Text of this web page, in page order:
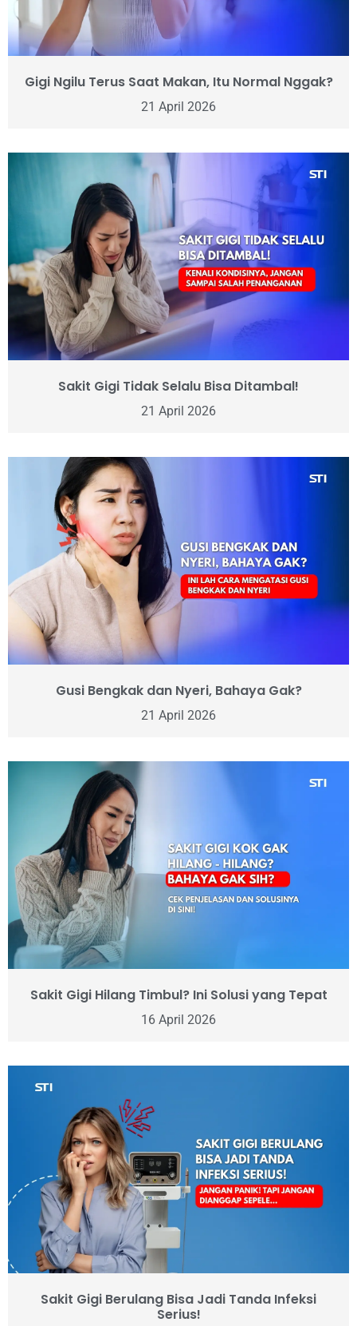
Gigi Ngilu Terus Saat Makan, Itu Normal Nggak?
21 April 2026
Sakit Gigi Tidak Selalu Bisa Ditambal!
21 April 2026
Gusi Bengkak dan Nyeri, Bahaya Gak?
21 April 2026
Sakit Gigi Hilang Timbul? Ini Solusi yang Tepat
16 April 2026
Sakit Gigi Berulang Bisa Jadi Tanda Infeksi
Serius!